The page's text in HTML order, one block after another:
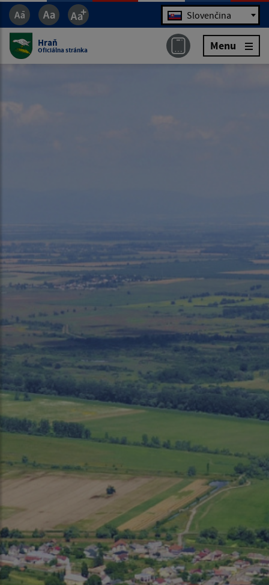
Jazyk Slovenčina
Hraň
Oficiálna stránka Menu